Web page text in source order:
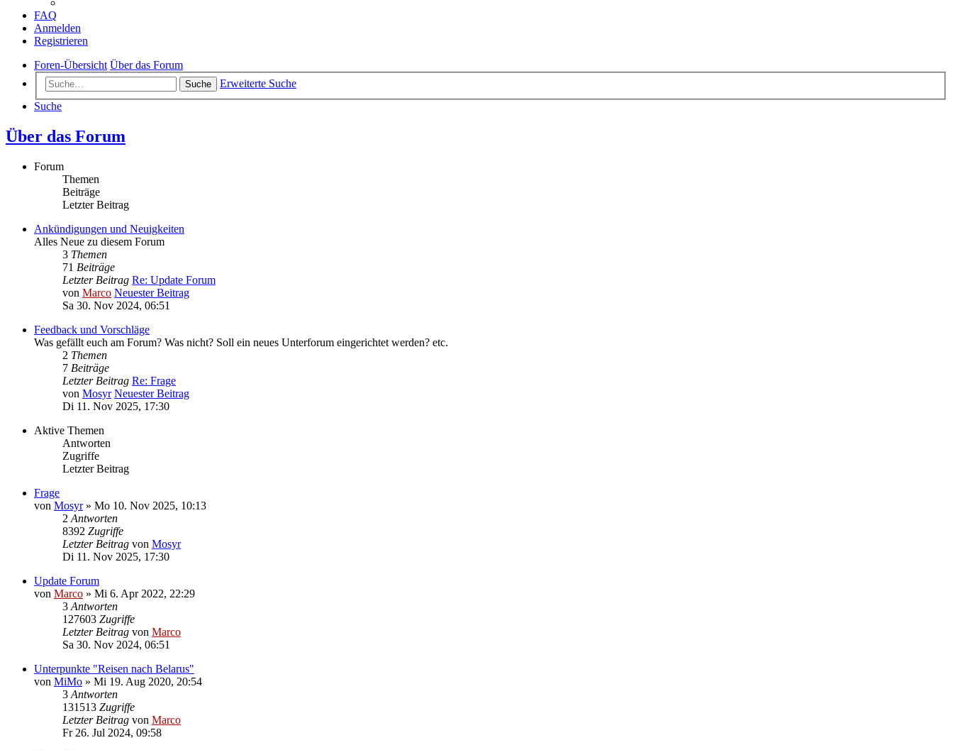
FAQ
Anmelden
Registrieren
Foren-Übersicht Über das Forum
Suche
Erweiterte Suche
Suche
Über das Forum
Forum
Themen
Beiträge
Letzter Beitrag
Ankündigungen und Neuigkeiten
Alles Neue zu diesem Forum
3 Themen
71 Beiträge
Letzter Beitrag Re: Update Forum
von Marco Neuester Beitrag
Sa 30. Nov 2024, 06:51
Feedback und Vorschläge
Was gefällt euch am Forum? Was nicht? Soll ein neues Unterforum eingerichtet werden? etc.
2 Themen
7 Beiträge
Letzter Beitrag Re: Frage
von Mosyr Neuester Beitrag
Di 11. Nov 2025, 17:30
Aktive Themen
Antworten
Zugriffe
Letzter Beitrag
Frage
von Mosyr» Mo 10. Nov 2025, 10:13
2 Antworten
8392 Zugriffe
Letzter Beitrag von Mosyr
Di 11. Nov 2025, 17:30
Update Forum
von Marco » Mi 6. Apr 2022, 22:29
3 Antworten
127603 Zugriffe
Letzter Beitrag von Marco
Sa 30. Nov 2024, 06:51
Unterpunkte "Reisen nach Belarus"
von MiMo » Mi 19. Aug 2020, 20:54
3 Antworten
131513 Zugriffe
Letzter Beitrag von Marco
Fr 26. Jul 2024, 09:58